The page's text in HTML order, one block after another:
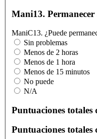
Mani13. Permanecer
ManiC13. ¿Puede
Sin problemas
Menos de 2 horas
Menos de 1 hora
Menos de 15 minutos
No puede
N/A
Puntuaciones totales
Puntuaciones totales